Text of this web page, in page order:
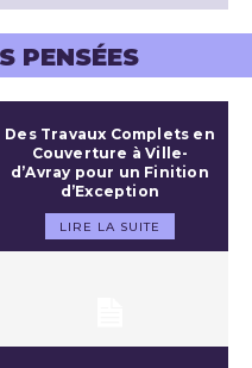
PENSÉES
Des Travaux Complets en
Couverture à Ville-
d’Avray pour un Finition
d’Exception
LIRE LA SUITE